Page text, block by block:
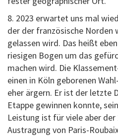
8. 2023 erwartet uns mal
der der französische Norden
gelassen wird. Das heißt
riesigen Bogen um das
machen wird. Die
einen in Köln geborenen
eher ärgern. Er ist der letzte
Etappe gewinnen konnte,
Leistung ist für viele aber
Austragung von Paris-